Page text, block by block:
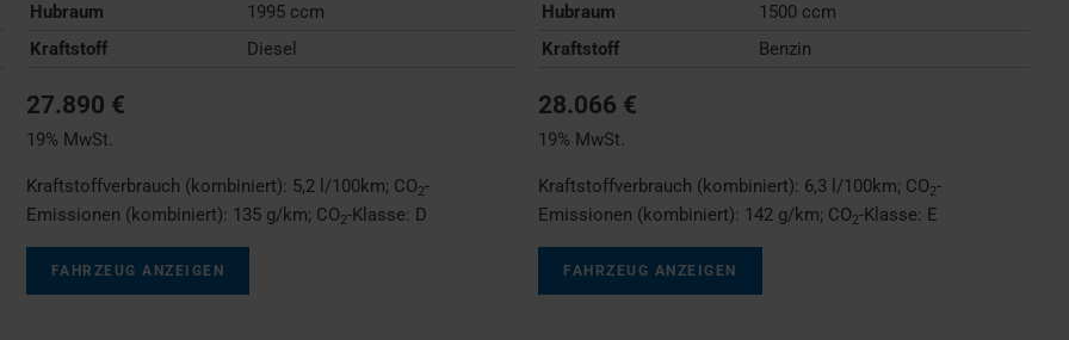
Hubraum
1995 ccm
Kraftstoff
Diesel
27.890 €
19% MwSt.
Kraftstoffverbrauch (kombiniert): 5,2 l/100km; CO2-
Emissionen (kombiniert): 135 g/km; CO2-Klasse: D
FAHRZEUG ANZEIGEN
Hubraum
1500 ccm
Kraftstoff
Benzin
28.066 €
19% MwSt.
Kraftstoffverbrauch (kombiniert): 6,3 l/100km; CO2-
Emissionen (kombiniert): 142 g/km; CO2-Klasse: E
FAHRZEUG ANZEIGEN